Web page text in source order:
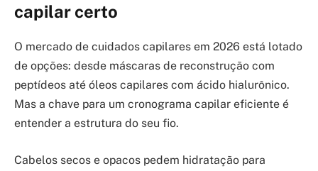
capilar certo
O mercado de cuidados capilares em 2026 está lotado
de opções: desde máscaras de reconstrução com
peptídeos até óleos capilares com ácido hialurônico.
Mas a chave para um cronograma capilar eficiente é
entender a estrutura do seu fio.
Cabelos secos e opacos pedem hidratação para